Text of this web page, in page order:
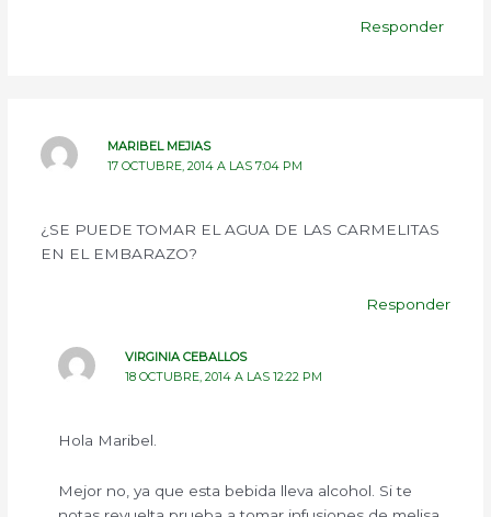
Responder
MARIBEL MEJIAS
17 OCTUBRE, 2014 A LAS 7:04 PM
¿SE PUEDE TOMAR EL AGUA DE LAS CARMELITAS
EN EL EMBARAZO?
Responder
VIRGINIA CEBALLOS
18 OCTUBRE, 2014 A LAS 12:22 PM
Hola Maribel.
Mejor no, ya que esta bebida lleva alcohol. Si te